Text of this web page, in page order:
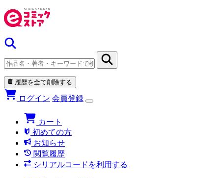
履歴を全て削除する
ログイン 会員登録
カート
初めての方
お知らせ
閲覧履歴
シリアルコードを利用する